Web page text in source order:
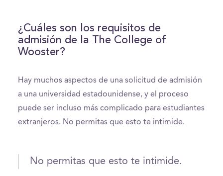
¿Cuáles son los requisitos de
admisión de la The College of
Wooster?
Hay muchos aspectos de una solicitud de admisión
a una universidad estadounidense, y el proceso
puede ser incluso más complicado para estudiantes
extranjeros. No permitas que esto te intimide.
No permitas que esto te intimide.